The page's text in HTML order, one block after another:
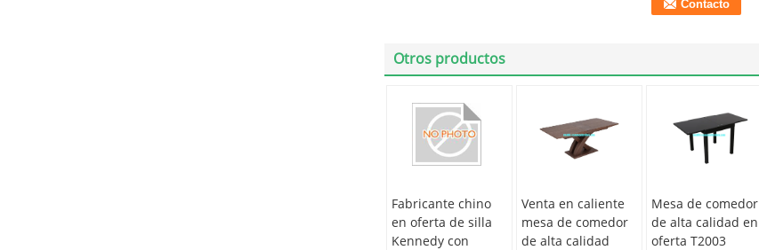
Otros productos
Fabricante chino
en oferta de silla
Kennedy con
Venta en caliente
mesa de comedor
de alta calidad
Mesa de comedor
de alta calidad en
oferta T2003